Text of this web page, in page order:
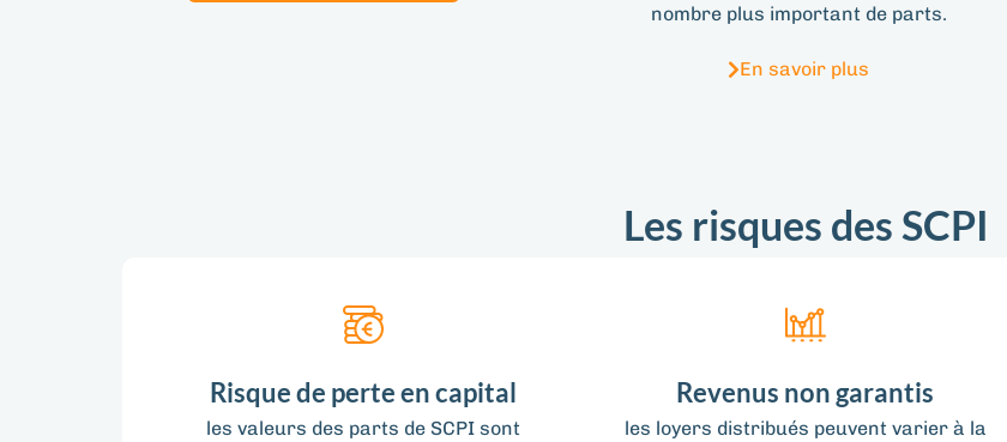
nombre plus important de parts.
En savoir plus
Les risques des SCPI
Risque de perte en capital
les valeurs des parts de SCPI sont
Revenus non garantis
les loyers distribués peuvent varier à la